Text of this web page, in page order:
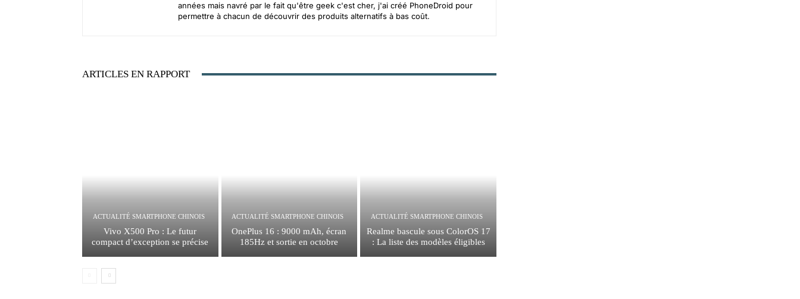
années mais navré par le fait qu'être geek c'est cher, j'ai créé PhoneDroid pour
permettre à chacun de découvrir des produits alternatifs à bas coût.
ARTICLES EN RAPPORT
ACTUALITÉ SMARTPHONE CHINOIS
Vivo X500 Pro : Le futur
compact d’exception se précise
ACTUALITÉ SMARTPHONE CHINOIS
OnePlus 16 : 9000 mAh, écran
185Hz et sortie en octobre
ACTUALITÉ SMARTPHONE CHINOIS
Realme bascule sous ColorOS 17
: La liste des modèles éligibles